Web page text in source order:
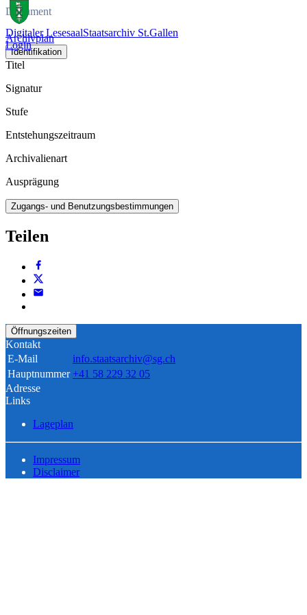
Digitaler LesesaalStaatsarchiv St.Gallen
Login
Dokument
Archivplan
Identifikation
Titel
Signatur
Stufe
Entstehungszeitraum
Archivalienart
Ausprägung
Zugangs- und Benutzungsbestimmungen
Teilen
Öffnungszeiten
Kontakt
E-Mail
info.staatsarchiv@sg.ch
Hauptnummer +41 58 229 32 05
Adresse
Links
Lageplan
Impressum
Disclaimer